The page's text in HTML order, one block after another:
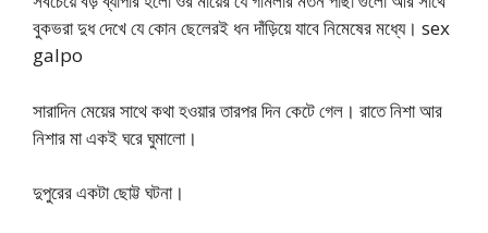
বুকভরা দুধ দেখে যে কোন ছেলেরই ধন দাঁড়িয়ে যাবে নিমেষের মধ্যে। sex
galpo
সারাদিন মেয়ের সাথে কথা হওয়ার তারপর দিন কেটে গেল। রাতে নিশা আর
নিশার মা একই ঘরে ঘুমালো।
দুপুরের একটা ছোট্ট ঘটনা।